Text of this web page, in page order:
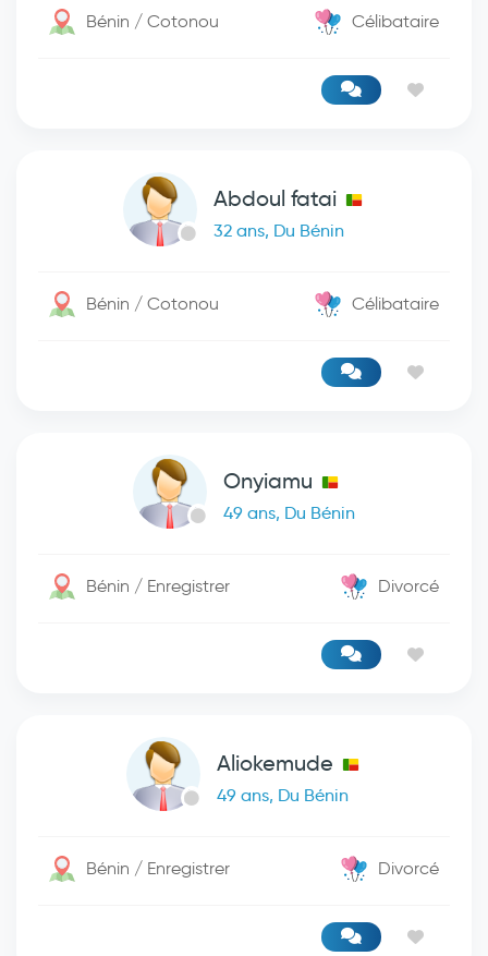
Bénin / Cotonou Célibataire
Abdoul fatai
32 ans, Du Bénin
Bénin / Cotonou Célibataire
Onyiamu
49 ans, Du Bénin
Bénin / Enregistrer Divorcé
Aliokemude
49 ans, Du Bénin
Bénin / Enregistrer Divorcé